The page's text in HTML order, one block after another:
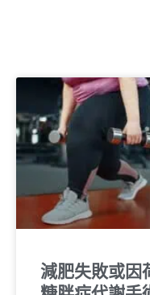
減肥失敗或因